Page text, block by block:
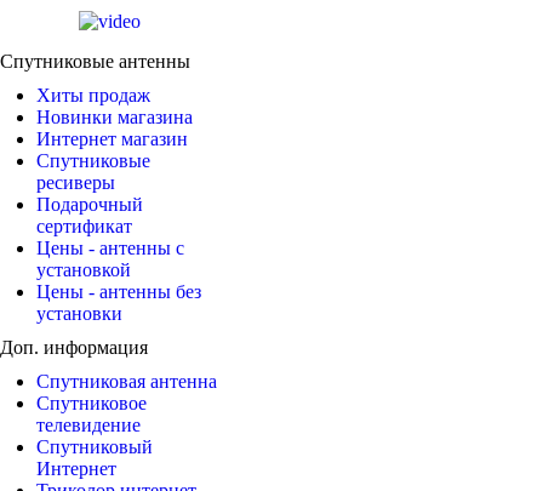
Спутниковые антенны
Хиты продаж
Новинки магазина
Интернет магазин
Спутниковые
ресиверы
Подарочный
сертификат
Цены - антенны с
установкой
Цены - антенны без
установки
Доп. информация
Спутниковая антенна
Спутниковое
телевидение
Спутниковый
Интернет